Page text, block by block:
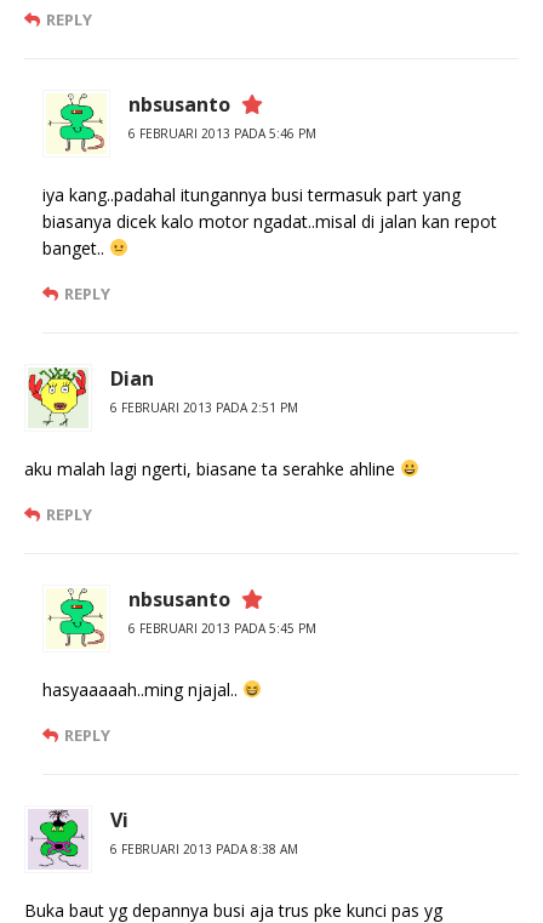
REPLY
nbsusanto
6 FEBRUARI 2013 PADA 5:46 PM
iya kang..padahal itungannya busi termasuk part yang
biasanya dicek kalo motor ngadat..misal di jalan kan repot
banget..
REPLY
Dian
6 FEBRUARI 2013 PADA 2:51 PM
aku malah lagi ngerti, biasane ta serahke ahline
REPLY
nbsusanto
6 FEBRUARI 2013 PADA 5:45 PM
hasyaaaaah..ming njajal..
REPLY
Vi
6 FEBRUARI 2013 PADA 8:38 AM
Buka baut yg depannya busi aja trus pke kunci pas yg